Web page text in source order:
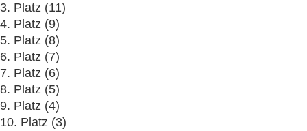
3. Platz (11)
4. Platz (9)
5. Platz (8)
6. Platz (7)
7. Platz (6)
8. Platz (5)
9. Platz (4)
10. Platz (3)